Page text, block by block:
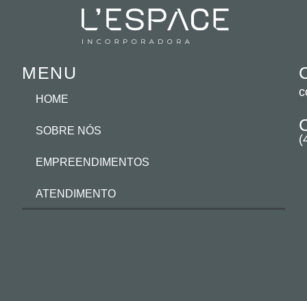
MENU
HOME
SOBRE NÓS
EMPREENDIMENTOS
ATENDIMENTO